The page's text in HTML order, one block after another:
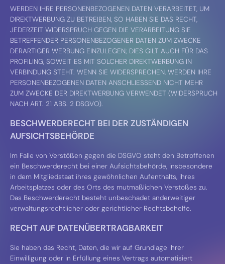
WERDEN IHRE PERSONENBEZOGENEN DATEN VERARBEITET, UM
DIREKTWERBUNG ZU BETREIBEN, SO HABEN SIE DAS RECHT,
JEDERZEIT WIDERSPRUCH GEGEN DIE VERARBEITUNG SIE
BETREFFENDER PERSONENBEZOGENER DATEN ZUM ZWECKE
DERARTIGER WERBUNG EINZULEGEN; DIES GILT AUCH FÜR DAS
PROFILING, SOWEIT ES MIT SOLCHER DIREKTWERBUNG IN
VERBINDUNG STEHT. WENN SIE WIDERSPRECHEN, WERDEN IHRE
PERSONENBEZOGENEN DATEN ANSCHLIESSEND NICHT MEHR
ZUM ZWECKE DER DIREKTWERBUNG VERWENDET (WIDERSPRUCH
NACH ART. 21 ABS. 2 DSGVO).
BESCHWERDE­RECHT BEI DER ZUSTÄNDIGEN
AUFSICHTS­BEHÖRDE
Im Falle von Verstößen gegen die DSGVO steht den Betroffenen
ein Beschwerderecht bei einer Aufsichtsbehörde, insbesondere
in dem Mitgliedstaat ihres gewöhnlichen Aufenthalts, ihres
Arbeitsplatzes oder des Orts des mutmaßlichen Verstoßes zu.
Das Beschwerderecht besteht unbeschadet anderweitiger
verwaltungsrechtlicher oder gerichtlicher Rechtsbehelfe.
RECHT AUF DATEN­ÜBERTRAG­BARKEIT
Sie haben das Recht, Daten, die wir auf Grundlage Ihrer
Einwilligung oder in Erfüllung eines Vertrags automatisiert